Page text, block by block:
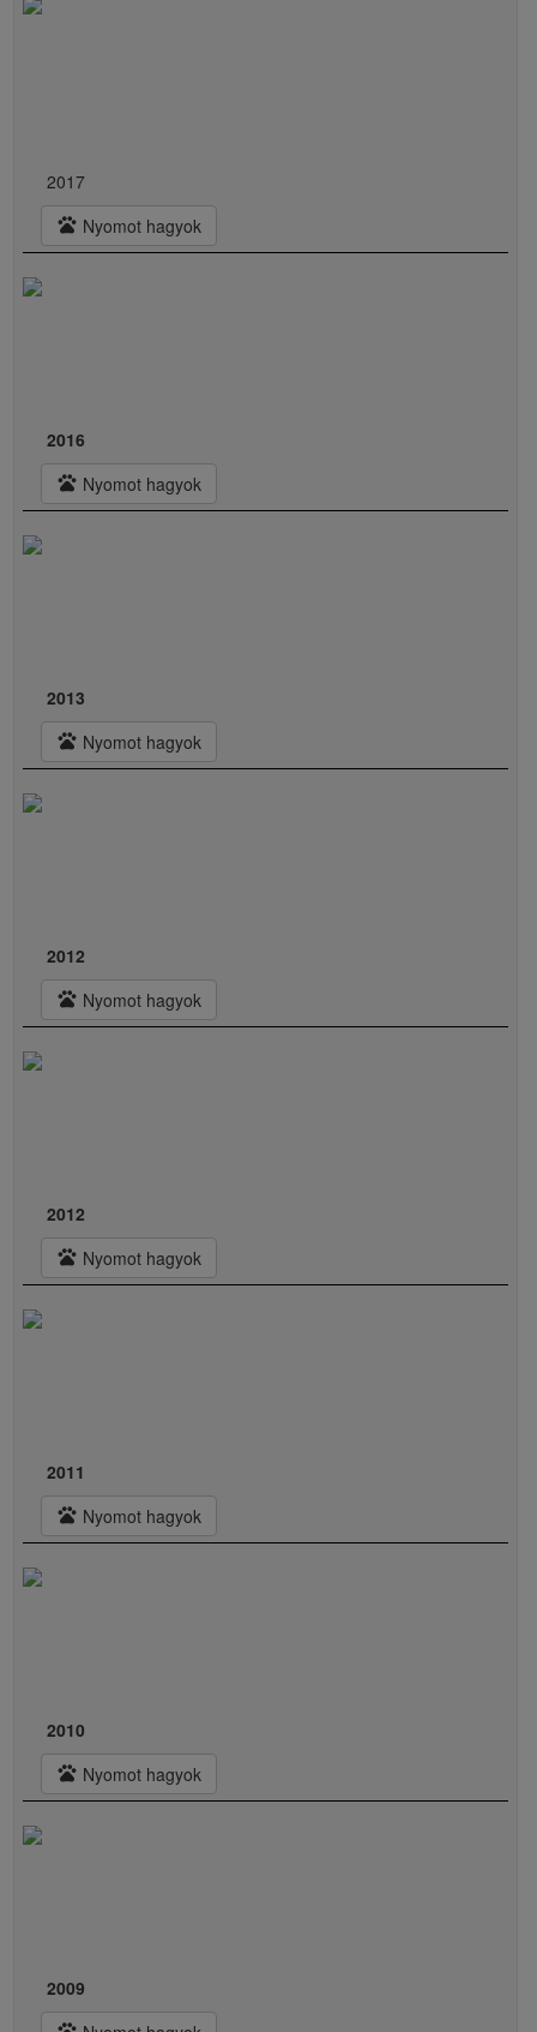
2017
pets Nyomot hagyok
2016
pets Nyomot hagyok
2013
pets Nyomot hagyok
2012
pets Nyomot hagyok
2012
pets Nyomot hagyok
2011
pets Nyomot hagyok
2010
pets Nyomot hagyok
2009